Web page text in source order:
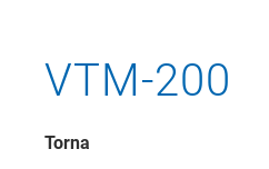
VTM-200
Torna